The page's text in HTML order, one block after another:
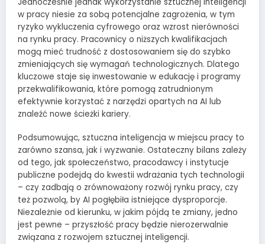
w pracy niesie za sobą potencjalne zagrożenia, w tym
ryzyko wykluczenia cyfrowego oraz wzrost nierówności
na rynku pracy. Pracownicy o niższych kwalifikacjach
mogą mieć trudność z dostosowaniem się do szybko
zmieniających się wymagań technologicznych. Dlatego
kluczowe staje się inwestowanie w edukację i programy
przekwalifikowania, które pomogą zatrudnionym
efektywnie korzystać z narzędzi opartych na AI lub
znaleźć nowe ścieżki kariery.
Podsumowując, sztuczna inteligencja w miejscu pracy to
zarówno szansa, jak i wyzwanie. Ostateczny bilans zależy
od tego, jak społeczeństwo, pracodawcy i instytucje
publiczne podejdą do kwestii wdrażania tych technologii
– czy zadbają o zrównoważony rozwój rynku pracy, czy
też pozwolą, by AI pogłębiła istniejące dysproporcje.
Niezależnie od kierunku, w jakim pójdą te zmiany, jedno
jest pewne – przyszłość pracy będzie nierozerwalnie
związana z rozwojem sztucznej inteligencji.